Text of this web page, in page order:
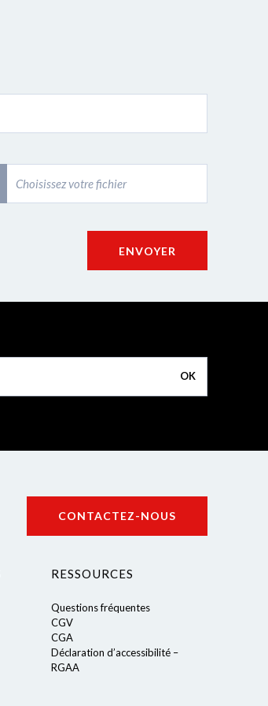
ENVOYER
OK
CONTACTEZ-NOUS
RESSOURCES
Questions fréquentes
CGV
CGA
Déclaration d’accessibilité –
RGAA